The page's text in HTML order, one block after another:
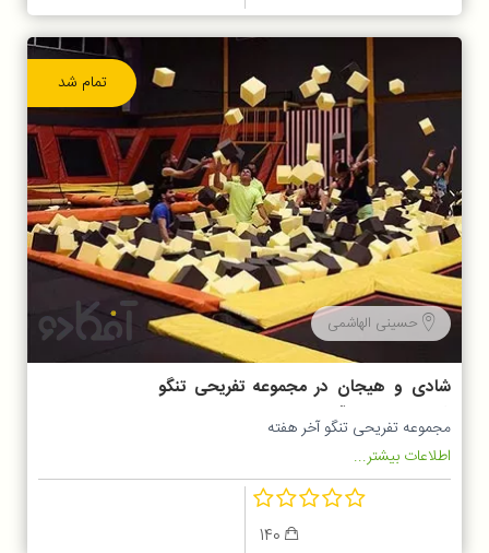
تمام شد
حسینی الهاشمی
شادی و هیجان در مجموعه تفریحی تنگو
شیراز مخصوص آخرهفته ها
مجموعه تفریحی تنگو آخر هفته
اطلاعات بیشتر...